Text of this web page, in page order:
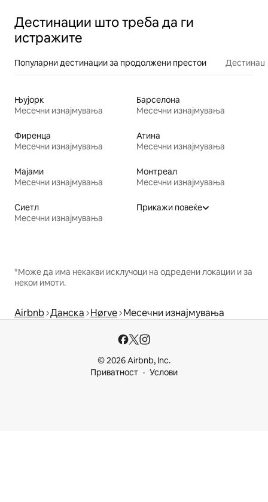
Дестинации што треба да ги
истражите
Популарни дестинации за продолжени престои
Њујорк
Месечни изнајмувања
Барселона
Месечни изнајмувања
Фиренца
Месечни изнајмувања
Атина
Месечни изнајмувања
Мајами
Месечни изнајмувања
Монтреал
Месечни изнајмувања
Сиетл
Месечни изнајмувања
Прикажи повеќе
*Може да има некакви исклучоци на одредени локации и за
некои имоти.
Airbnb Данска Hørve Месечни изнајмувања
© 2026 Airbnb, Inc.
Приватност
Услови